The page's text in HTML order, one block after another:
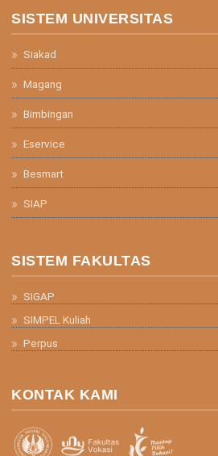
SISTEM UNIVERSITAS
Siakad
Magang
Bimbingan
Eservice
Besmart
SIAP
SISTEM FAKULTAS
SIGAP
SIMPEL Kuliah
Perpus
KONTAK KAMI